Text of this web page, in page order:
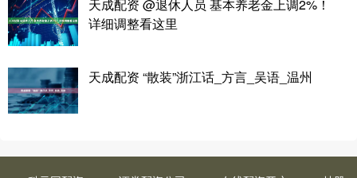
天成配资 @退休人员 基本养老金上调2%！
详细调整看这里
天成配资 “散装”浙江话_方言_吴语_温州